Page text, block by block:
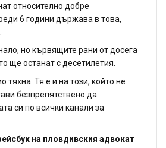
относително добре
6 години държава в това,
но кървящите рани от досега
ще останат с десетилетия.
тяхна. Тя е и на този, който не
безпрепятствено да
си по всички канали за
на пловдивския адвокат